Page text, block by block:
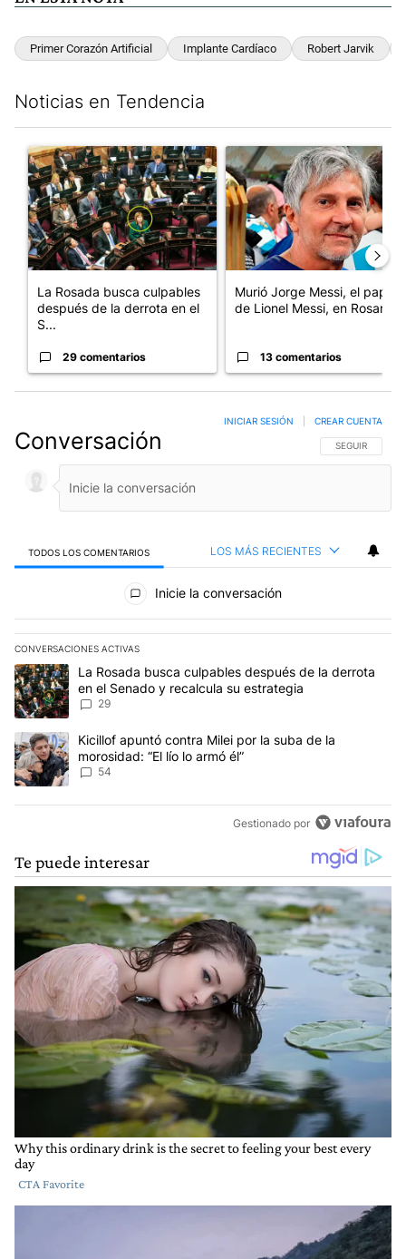
Primer Corazón Artificial Implante Cardíaco Robert Jarvik
Noticias en Tendencia
Un artículo de tendencia con el título "La Rosada busca
La Rosada busca culpables
después de la derrota en el
S...
29 comentarios
Un artículo de tendencia con
Murió Jorge Messi, el papá
de Lionel Messi, en Rosario
13 comentarios
Conversación SIGA ESTA
SEGUIR
INICIAR SESIÓN CREAR CUENTA
TODOS LOS COMENTARIOS LOS MÁS RECIENTES
Todos los comentarios
Inicie la conversación
CONVERSACIONES ACTIVAS
Este listado muestra los artículos con más comentarios en los
Un artículo de tendencia con el título "La Rosada busca
La Rosada busca culpables después de la derrota
en el Senado y recalcula su estrategia
29
Un artículo de tendencia con el título "Kicillof apuntó contra Milei
Kicillof apuntó contra Milei por la suba de la
morosidad: “El lío lo armó él”
54
Gestionado por